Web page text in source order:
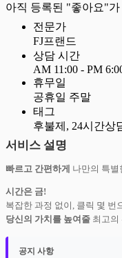
아직 등록된 "좋아요"가
전문가
FJ프랜드
상담 시간
AM 11:00 - PM
휴무일
공휴일 주말
태그
후불제, 24시간상
서비스 설명
빠르고 간편하게 나만의 특
시간은 금!
복잡한 과정 없이, 클릭 몇 번
당신의 가치를 높여줄 최고의
공지 사항